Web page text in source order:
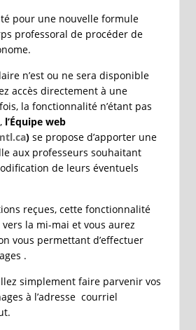
pour une nouvelle formule
professoral de procéder de
n’est ou ne sera disponible
accès directement à une
la fonctionnalité n’étant pas
l’Équipe web
)se propose d’apporter une
aux professeurs souhaitant
de leurs éventuels
reçues, cette fonctionnalité
la mi-mai et vous aurez
vous permettant d’effectuer
.
simplement faire parvenir vos
à l’adresse courriel